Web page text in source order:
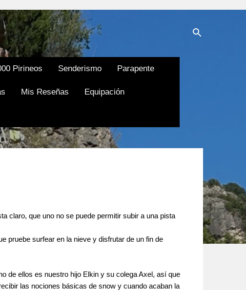
Pirineos Senderismo Parapente
Mis Reseñas Equipación
claro, que uno no se puede permitir subir a una pista
pruebe surfear en la nieve y disfrutar de un fin de
de ellos es nuestro hijo Elkin y su colega Axel, así que
las nociones básicas de snow y cuando acaban la